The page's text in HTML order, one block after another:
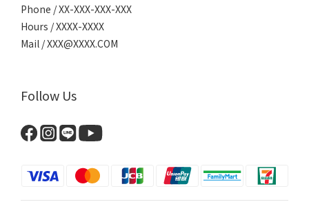
Phone / XX-XXX-XXX-XXX
Hours / XXXX-XXXX
Mail / XXX@XXXX.COM
Follow Us